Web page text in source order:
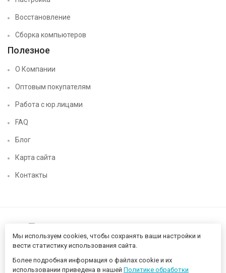
Восстановление
Сборка компьютеров
Полезное
О Компании
Оптовым покупателям
Работа с юр.лицами
FAQ
Блог
Карта сайта
Контакты
Нижегородский цифровой CHIP52 - компьютерный магазин ©
Мы используем cookies, чтобы сохранять ваши настройки и
вести статистику использования сайта.
Более подробная информация о файлах cookie и их
использовании приведена в нашей Политике обработки